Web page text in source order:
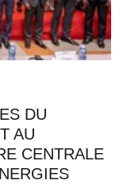
DU
AU
CENTRALE